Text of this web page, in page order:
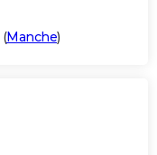
(Manche)